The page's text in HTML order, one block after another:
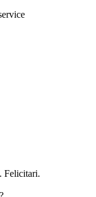
Felicitari.